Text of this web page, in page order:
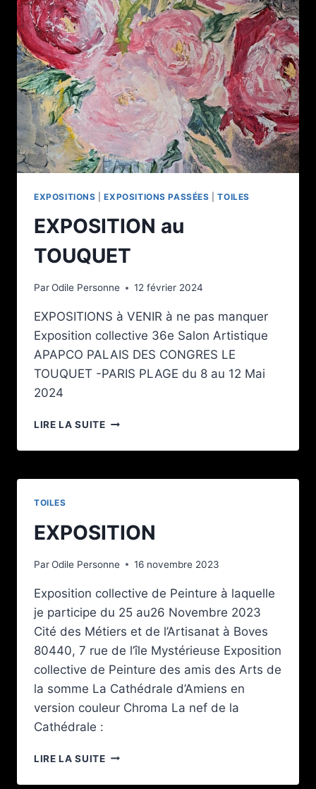
EXPOSITIONS |EXPOSITIONS PASSÉES |TOILES
EXPOSITION au
TOUQUET
ParOdile Personne 12 février 2024
EXPOSITIONS à VENIR à ne pas manquer
Exposition collective 36e Salon Artistique
APAPCO PALAIS DES CONGRES LE
TOUQUET -PARIS PLAGE du 8 au 12 Mai
2024
LIRE LA SUITEEXPOSITION
TOUQUET
TOILES
EXPOSITION
ParOdile Personne 16 novembre 2023
Exposition collective de Peinture à laquelle
je participe du 25 au26 Novembre 2023
Cité des Métiers et de l’Artisanat à Boves
80440, 7 rue de l’île Mystérieuse Exposition
collective de Peinture des amis des Arts de
la somme La Cathédrale d’Amiens en
version couleur Chroma La nef de la
Cathédrale :
LIRE LA SUITEEXPOSITION